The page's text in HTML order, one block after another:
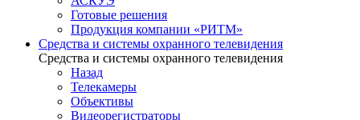
Готовые решения
Продукция компании «РИТМ»
Средства и системы охранного телевидения
Средства и системы охранного телевидения
Назад
Телекамеры
Объективы
Видеорегистраторы